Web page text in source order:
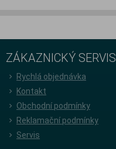
ZÁKAZNICKÝ SERVIS
Rychlá objednávka
Kontakt
Obchodní podmínky
Reklamační podmínky
Servis